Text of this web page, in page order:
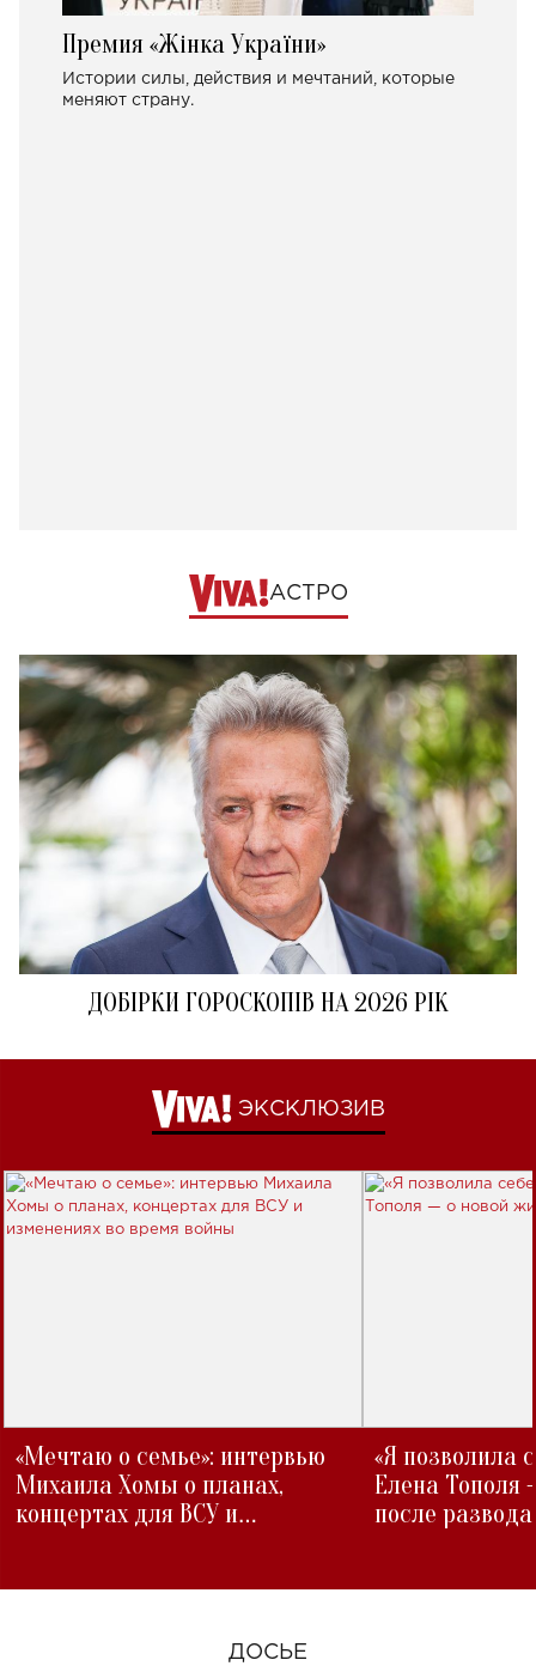
Премия «Жінка України»
Истории силы, действия и мечтаний, которые
меняют страну.
АСТРО
ДОБІРКИ ГОРОСКОПІВ НА 2026 РІК
ЭКСКЛЮЗИВ
«Мечтаю о семье»: интервью
Михаила Хомы о планах,
концертах для ВСУ и
«Я позволила
Елена Тополя
после развода
ДОСЬЕ